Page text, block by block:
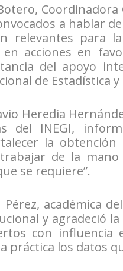
Coordinadora
a hablar
relevantes para
acciones en
del apoyo
de Estadística y
Heredia
del INEGI,
la obtención
de la
se requiere”.
académica
y agradeció
con
práctica los datos